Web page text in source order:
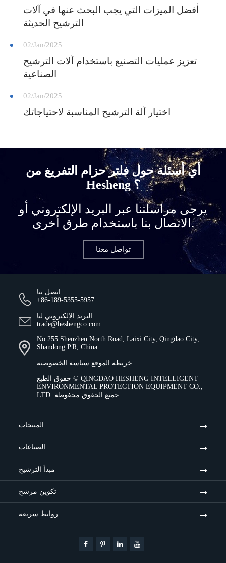
أفضل الميزات التي يجب البحث عنها في آلات
الترشيح الحديثة
02/Jan/2025
تعزيز عمليات التصنيع باستخدام آلات الترشيح
الصناعية
02/Jan/2025
اختيار آلة الترشيح المناسبة لاحتياجاتك
أي أسئلة حول فلتر حزام التفريغ من
Hesheng ؟
يرجى مراسلتنا عبر البريد الإلكتروني أو
الاتصال بنا باستخدام طرق أخرى.
تواصل معنا
اتصل بنا:
+86-189-5355-5957
البريد الإلكتروني لنا:
trade@heshengco.com
No.255 Shenzhen North Road, Laixi City, Qingdao City,
Shandong P.R, China
خريطة الموقع سياسة الخصوصية
حقوق الطبع © QINGDAO HESHENG INTELLIGENT
ENVIRONMENTAL PROTECTION EQUIPMENT CO.,
LTD.
المنتجات
الصناعات
مبدأ الترشيح
تكوين مرشح
روابط سريعة